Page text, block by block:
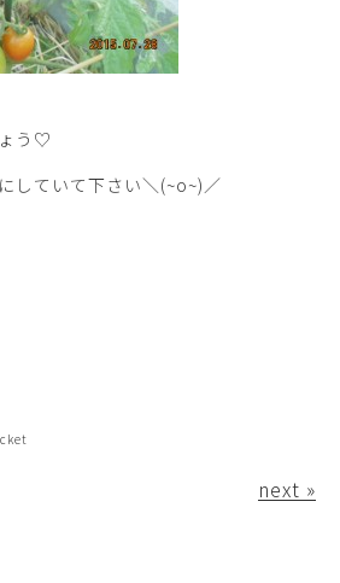
う♡
していて下さい＼(~o~)／
next »